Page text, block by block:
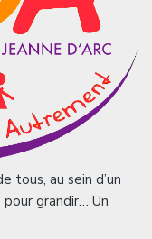
tous, au sein d’un
grandir… Un